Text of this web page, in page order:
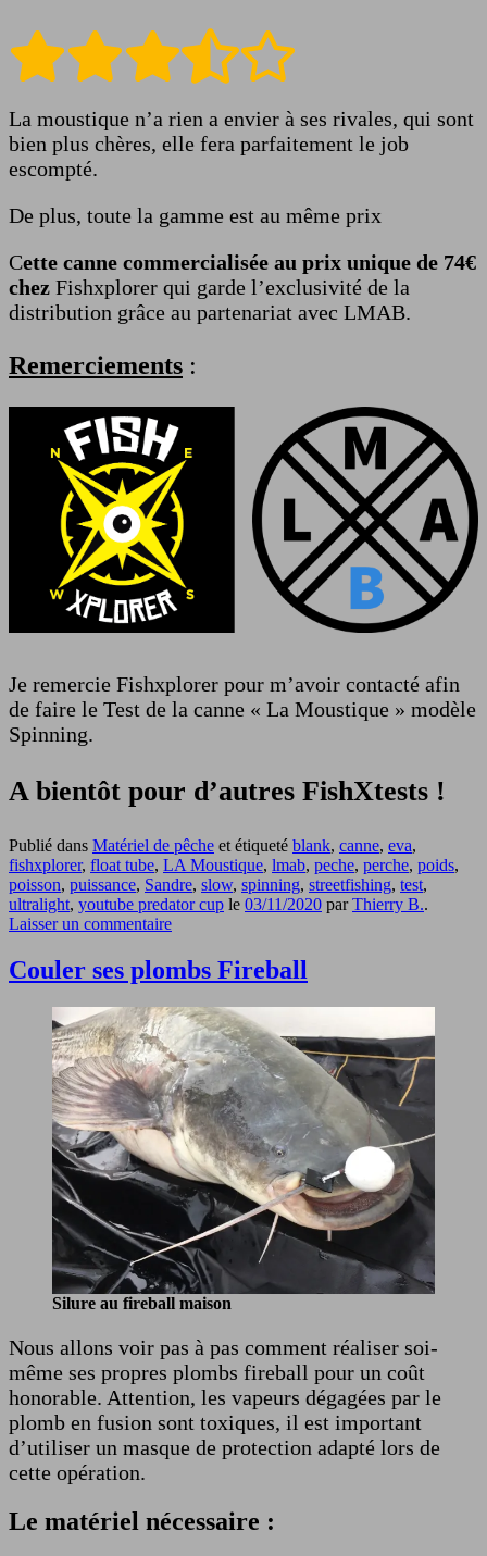
La moustique n’a rien a envier à ses rivales, qui sont
bien plus chères, elle fera parfaitement le job
escompté.
De plus, toute la gamme est au même prix
Cette canne commercialisée au prix unique de 74€
chez Fishxplorer qui garde l’exclusivité de la
distribution grâce au partenariat avec LMAB.
Remerciements :
Je remercie Fishxplorer pour m’avoir contacté afin
de faire le Test de la canne « La Moustique » modèle
Spinning.
A bientôt pour d’autres FishXtests !
Publié dans Matériel de pêche et étiqueté blank, canne, eva,
fishxplorer, float tube, LA Moustique, lmab, peche, perche, poids,
poisson, puissance, Sandre, slow, spinning, streetfishing, test,
ultralight, youtube predator cup le 03/11/2020 parThierry B..
Laisser un commentaire
Couler ses plombs Fireball
Silure au fireball maison
Nous allons voir pas à pas comment réaliser soi-
même ses propres plombs fireball pour un coût
honorable. Attention, les vapeurs dégagées par le
plomb en fusion sont toxiques, il est important
d’utiliser un masque de protection adapté lors de
cette opération.
Le matériel nécessaire :